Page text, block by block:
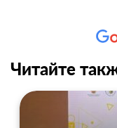
Читайте